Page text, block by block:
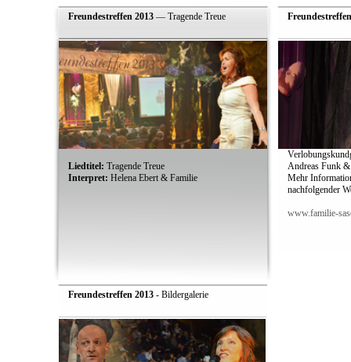
Freundestreffen 2013— Tragende Treue
Liedtitel: Tragende Treue
Interpret: Helena Ebert & Familie
Andreas Funk
Mehr
nachfolgender
www.familie-
Freundestreffen 2013- Bildergalerie